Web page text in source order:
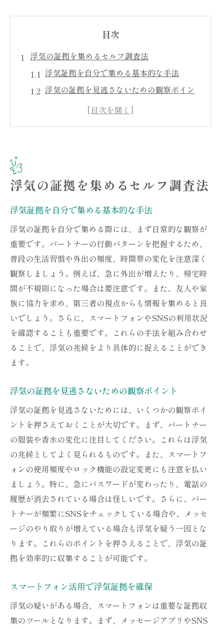
目次
浮気の証拠を集めるセルフ調査法
浮気証拠を自分で集める基本的な手法
浮気の証拠を見逃さないための観察ポイン
効果的な浮気調査のためのステップ
浮気の証拠を集める計画の立て方
証拠収集に役立つスマホアプリの選び方
浮気調査を成功に導くための事前準備
浮気を見破るための具体的な行動計画
浮気証拠を確実に集めるための手段
浮気証拠を掴むための最新技術
スマホとGPSで浮気証拠を集める方法
浮気を暴くための最新テクノロジー活用法
浮気証拠を確保するための革新的な技術
浮気調査で使える最新技術の特徴
浮気証拠収集をサポートするテクノロジー
セルフ調査で浮気を見破る方法
浮気証拠を確実に掴むための観察術
浮気を発見するための秘密の手法
浮気の兆候を見逃さないための工夫
浮気証拠を集めるための効果的な技術
浮気を見破るための観察ポイント
浮気証拠を効率的に集めるための手法
浮気の兆候を見逃さない観察術
浮気証拠を見逃さないための観察方法
浮気の疑いを晴らすためのチェック法
浮気を見抜くための観察テクニック
浮気の証拠を集めるセルフ調査法
浮気証拠を自分で集める基本的な手法
浮気の証拠を自分で集める際には、まず日常的な観察が
重要です。パートナーの行動パターンを把握するため、
普段の生活習慣や外出の頻度、時間帯の変化を注意深く
観察しましょう。例えば、急に外出が増えたり、帰宅時
間が不規則になった場合は要注意です。また、友人や家
族に協力を求め、第三者の視点からも情報を集めると良
いでしょう。さらに、スマートフォンやSNSの利用状況
を確認することも重要です。これらの手法を組み合わせ
ることで、浮気の兆候をより具体的に捉えることができ
ます。
浮気の証拠を見逃さないための観察ポイント
浮気の証拠を見逃さないためには、いくつかの観察ポイ
ントを押さえておくことが大切です。まず、パートナー
の服装や香水の変化に注目してください。これらは浮気
の兆候としてよく見られるものです。また、スマートフ
ォンの使用頻度やロック機能の設定変更にも注意を払い
ましょう。特に、急にパスワードが変わったり、電話の
履歴が消去されている場合は怪しいです。さらに、パー
トナーが頻繁にSNSをチェックしている場合や、メッセ
ージのやり取りが増えている場合も浮気を疑う一因とな
ります。これらのポイントを押さえることで、浮気の証
拠を効率的に収集することが可能です。
スマートフォン活用で浮気証拠を確保
浮気の疑いがある場合、スマートフォンは重要な証拠収
集のツールとなります。まず、メッセージアプリやSNS